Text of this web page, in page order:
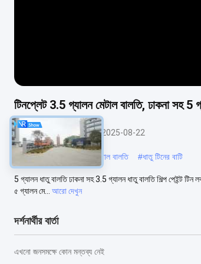
টিনপ্লেট 3.5 গ্যালন মেটাল বালতি, ঢাকনা সহ 5
মেটাল পেইন্ট বালতি 2025-08-22
পেইন্ট বাকেট বাটি পেইন্ট মেটাল বালতি #ধাতু টিনের বাটি
5 গ্যালন ধাতু বালতি ঢাকনা সহ 3.5 গ্যালন ধাতু বালতি শিল্প পেইন্ট টিন
৫ গ্যালন মে...
আরো দেখুন
দর্শনার্থীর বার্তা
এখনো জনসমক্ষে কোন মন্তব্য নেই